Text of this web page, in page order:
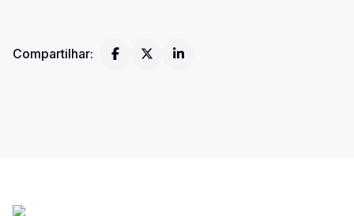
Compartilhar: